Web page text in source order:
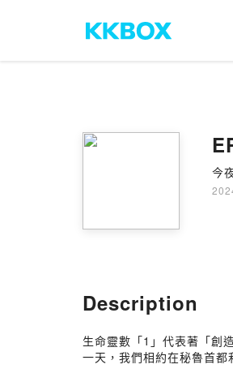
今
Description
生命靈數「1」代表著「創
一天，我們相約在秘魯首都